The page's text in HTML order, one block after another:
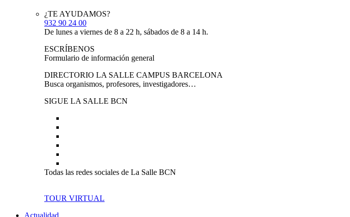
¿TE AYUDAMOS?
932 90 24 00
De lunes a viernes de 8 a 22 h, sábados de 8 a 14 h.
ESCRÍBENOS
Formulario de información general
DIRECTORIO LA SALLE CAMPUS BARCELONA
Busca organismos, profesores, investigadores…
SIGUE LA SALLE BCN
Todas las redes sociales de La Salle BCN
TOUR VIRTUAL
Actualidad